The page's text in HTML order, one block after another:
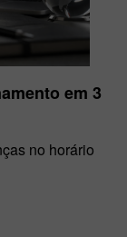
em 3
no horário